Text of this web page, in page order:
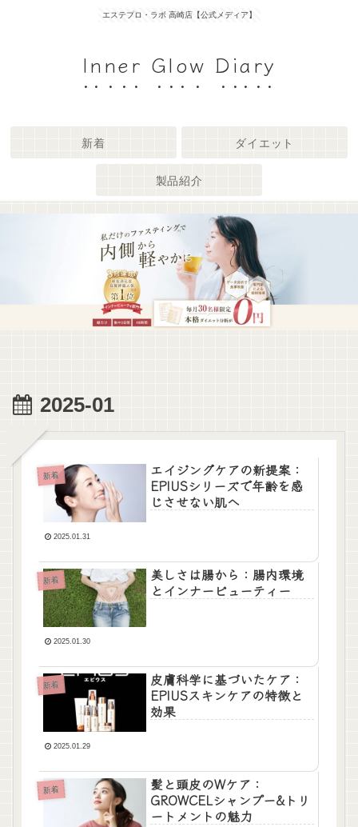
エステプロ・ラボ 高崎店【公式メディア】
Inner Glow Diary
新着 ダイエット
製品紹介
2025-01
新着
エイジングケアの新提案：
EPIUSシリーズで年齢を感
じさせない肌へ
2025.01.31
新着
美しさは腸から：腸内環境
とインナービューティー
2025.01.30
新着
皮膚科学に基づいたケア：
EPIUSスキンケアの特徴と
効果
2025.01.29
新着
髪と頭皮のWケア：
GROWCELシャンプー&トリ
ートメントの魅力